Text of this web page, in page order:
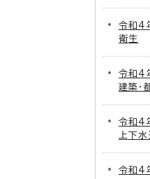
令和4
衛生
令和4
建築・
令和4
上下水
令和4